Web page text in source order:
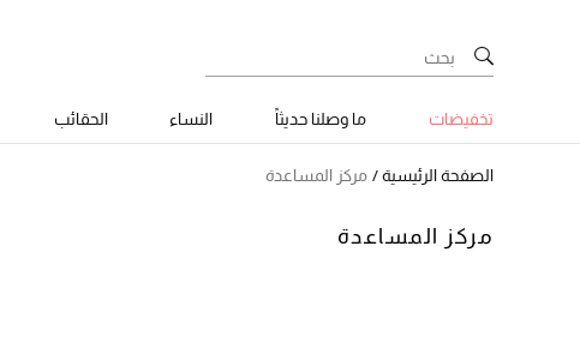
تخفيضات ما وصلنا حديثاً النساء الحقائب
الصفحة الرئيسية مركز المساعدة
مركز المساعدة